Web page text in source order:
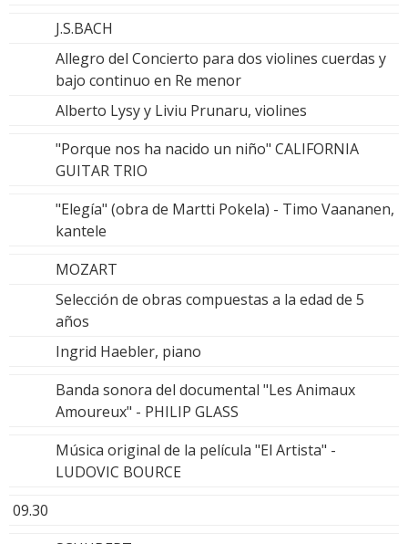
J.S.BACH
Allegro del Concierto para dos violines cuerdas y
bajo continuo en Re menor
Alberto Lysy y Liviu Prunaru, violines
"Porque nos ha nacido un niño" CALIFORNIA
GUITAR TRIO
"Elegía" (obra de Martti Pokela) - Timo Vaananen,
kantele
MOZART
Selección de obras compuestas a la edad de 5
años
Ingrid Haebler, piano
Banda sonora del documental "Les Animaux
Amoureux" - PHILIP GLASS
Música original de la película "El Artista" -
LUDOVIC BOURCE
09.30